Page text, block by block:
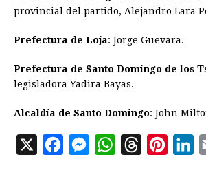
provincial del partido, Alejandro Lara
Prefectura de Loja: Jorge Guevara.
Prefectura de Santo Domingo de los
legisladora Yadira Bayas.
Alcaldía de Santo Domingo: John
X
M
W